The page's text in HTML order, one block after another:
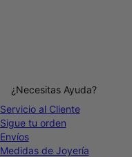
¿Necesitas Ayuda?
Servicio al Cliente
Sigue tu orden
Envíos
Medidas de Joyería